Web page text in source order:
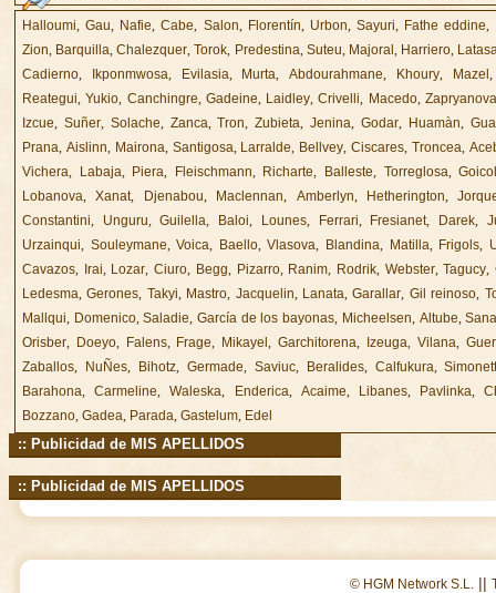
Halloumi,Gau, Nafie,Cabe, Salon, Florentín, Urbon,Sayuri, Fathe eddine,
Zion, Barquilla,Chalezquer,Torok, Predestina, Suteu, Majoral , Harriero,
Cadierno, Ikponmwosa, Evilasia, Murta,Abdourahmane, Khoury, Mazel
Reategui,Yukio, Canchingre, Gadeine, Laidley,Crivelli, Macedo, Zapryanova
Izcue, Suñer, Solache, Zanca,Tron,Zubieta,Jenina, Godar, Huamàn,
Prana, Aislinn, Mairona, Santigosa, Larralde, Bellvey,Ciscares, Troncea,
Vichera, Labaja, Piera, Fleischmann, Richarte, Balleste, Torreglosa,
Lobanova,Xanat, Djenabou, Maclennan, Amberlyn, Hetherington,
Constantini, Unguru,Guilella, Baloi, Lounes, Ferrari, Fresianet, Darek,
Urzainqui, Souleymane,Voica, Baello,Vlasova, Blandina, Matilla, Frigols,
Cavazos, Irai, Lozar,Ciuro, Begg, Pizarro, Ranim, Rodrik, Webster,Tagucy,
Ledesma,Gerones, Takyi, Mastro, Jacquelin, Lanata,Garallar, Gil reinoso,
Mallqui, Domenico,Saladie,García de los bayonas, Micheelsen, Altube,
Orisber, Doeyo, Falens, Frage, Mikayel,Garchitorena, Izeuga, Vilana,
Zaballos, NuÑes, Bihotz, Germade, Saviuc, Beralides, Calfukura,
Barahona,Carmeline,Waleska, Enderica, Acaime, Libanes, Pavlinka,
Bozzano, Gadea, Parada, Gastelum, Edel
:: Publicidad de MIS APELLIDOS
:: Publicidad de MIS APELLIDOS
© HGM Network S.L. ||